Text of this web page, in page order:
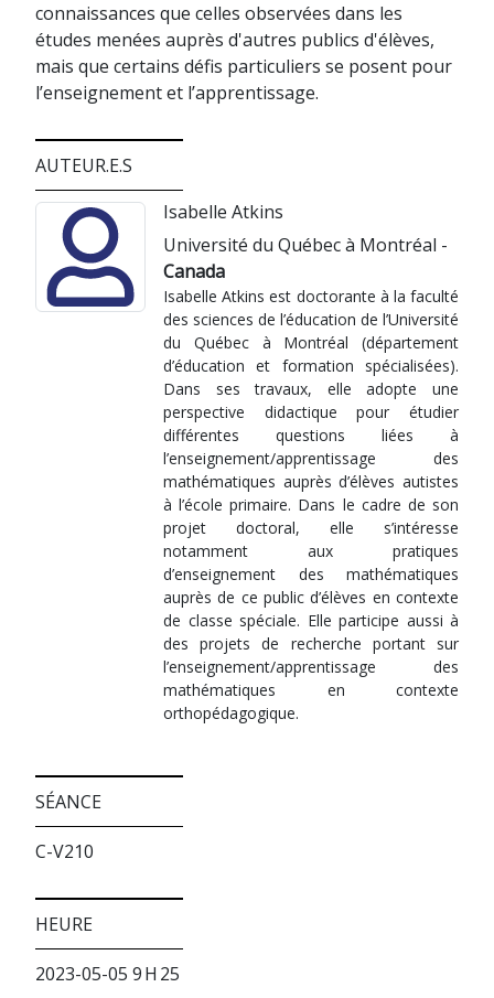
connaissances que celles observées dans les
études menées auprès d'autres publics d'élèves,
mais que certains défis particuliers se posent pour
l’enseignement et l’apprentissage.
AUTEUR.E.S
Isabelle Atkins
Université du Québec à Montréal -
Canada
Isabelle Atkins est doctorante à la faculté
des sciences de l’éducation de l’Université
du Québec à Montréal (département
d’éducation et formation spécialisées).
Dans ses travaux, elle adopte une
perspective didactique pour étudier
différentes questions liées à
l’enseignement/apprentissage des
mathématiques auprès d’élèves autistes
à l’école primaire. Dans le cadre de son
projet doctoral, elle s’intéresse
notamment aux pratiques
d’enseignement des mathématiques
auprès de ce public d’élèves en contexte
de classe spéciale. Elle participe aussi à
des projets de recherche portant sur
l’enseignement/apprentissage des
mathématiques en contexte
orthopédagogique.
SÉANCE
C-V210
HEURE
2023-05-05 9 H 25